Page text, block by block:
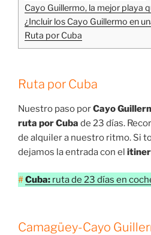
Cayo Guillermo, la mejor playa
¿Incluir los Cayo Guillermo en
Ruta por Cuba
Ruta por Cuba
Nuestro paso porCayo
ruta por Cuba de 23 días.
de alquiler a nuestro ritmo. Si
dejamos la entrada con el
#Cuba: ruta de 23 días en
Camagüey-Cayo